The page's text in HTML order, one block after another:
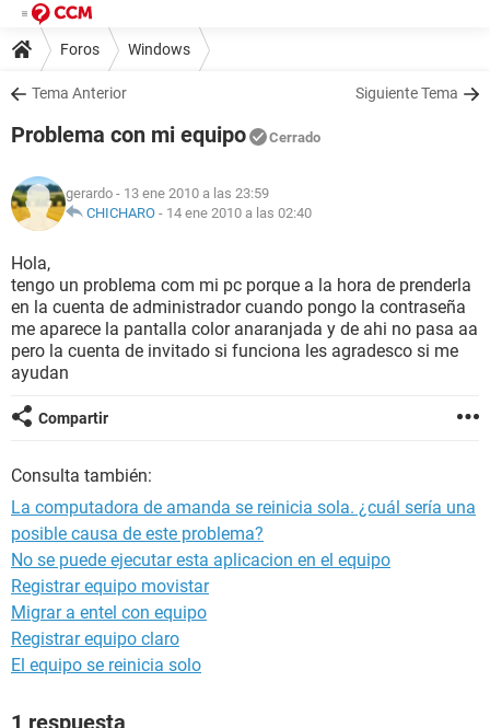
Foros Windows
Tema Anterior Siguiente Tema
Problema con mi equipo Cerrado
gerardo - 13 ene 2010 a las 23:59
CHICHARO - 14 ene 2010 a las 02:40
Hola,
tengo un problema com mi pc porque a la hora de prenderla
en la cuenta de administrador cuando pongo la contraseña
me aparece la pantalla color anaranjada y de ahi no pasa aa
pero la cuenta de invitado si funciona les agradesco si me
ayudan
Compartir
Consulta también:
La computadora de amanda se reinicia sola. ¿cuál sería una
posible causa de este problema?
No se puede ejecutar esta aplicacion en el equipo
Registrar equipo movistar
Migrar a entel con equipo
Registrar equipo claro
El equipo se reinicia solo
1 respuesta